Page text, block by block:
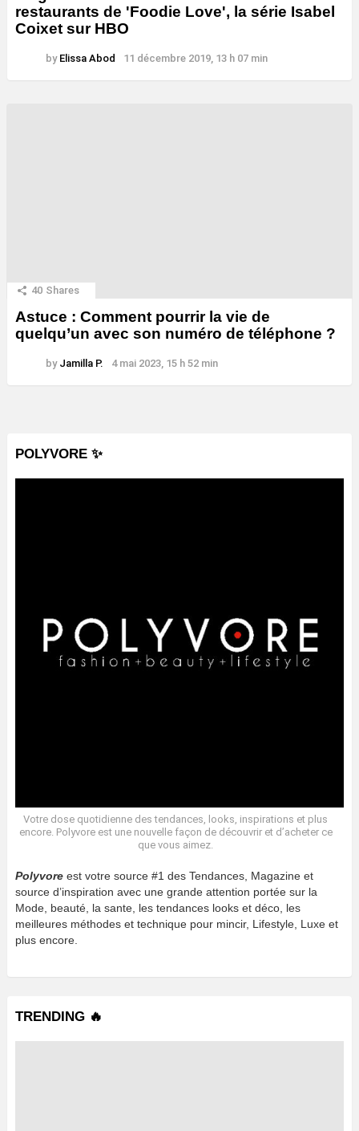
restaurants de 'Foodie Love', la série Isabel
Coixet sur HBO
by Elissa Abod 11 décembre 2019, 13 h 07 min
40 Shares
Astuce : Comment pourrir la vie de
quelqu’un avec son numéro de téléphone ?
by Jamilla P. 4 mai 2023, 15 h 52 min
POLYVORE ✨
Votre dose quotidienne des tendances, looks, inspirations et plus
encore. Polyvore est une nouvelle façon de découvrir et d’acheter ce
que vous aimez.
Polyvore est votre source #1 des Tendances, Magazine et
source d’inspiration avec une grande attention portée sur la
Mode, beauté, la sante, les tendances looks et déco, les
meilleures méthodes et technique pour mincir, Lifestyle, Luxe et
plus encore.
TRENDING 🔥